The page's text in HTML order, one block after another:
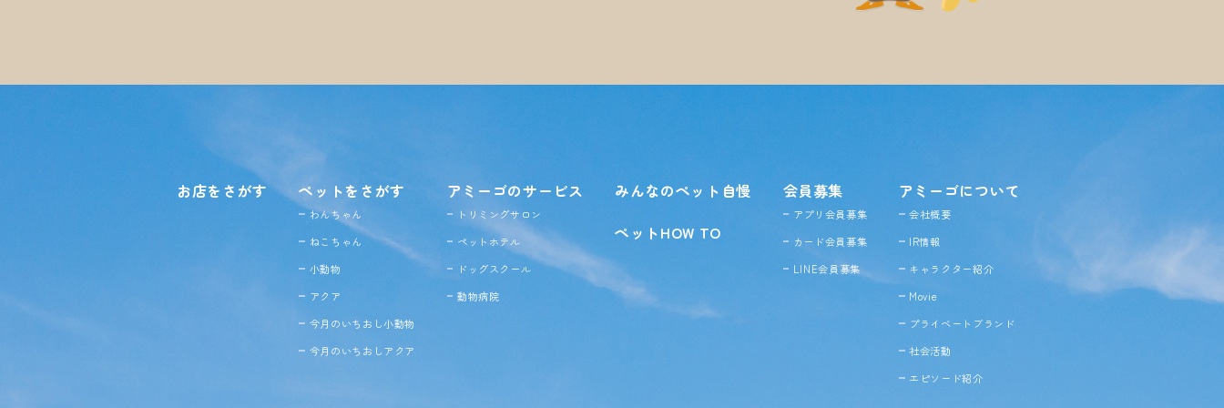
お店をさがす ペットをさがす
わんちゃん
ねこちゃん
小動物
アクア
今月のいちおし小動物
今月のいちおしアクア
アミーゴのサービス
トリミングサロン
ペットホテル
ドッグスクール
動物病院
みんなのペット自慢
ペットHOW TO
会員募集
アプリ会員募集
カード会員募集
LINE会員募集
アミーゴについて
会社概要
IR情報
キャラクター紹介
Movie
プライベートブランド
社会活動
エピソード紹介